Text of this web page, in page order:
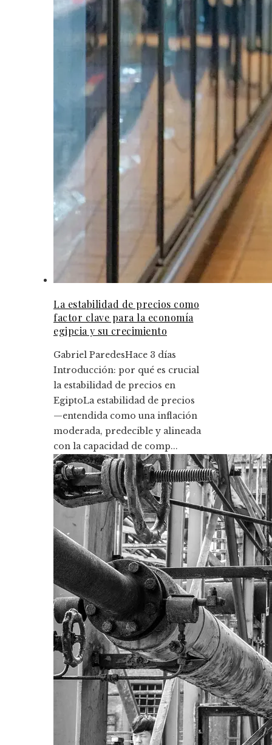
La estabilidad de precios como
factor clave para la economía
egipcia y su crecimiento
Gabriel ParedesHace 3 días
Introducción: por qué es crucial
la estabilidad de precios en
EgiptoLa estabilidad de precios
—entendida como una inflación
moderada, predecible y alineada
con la capacidad de comp...